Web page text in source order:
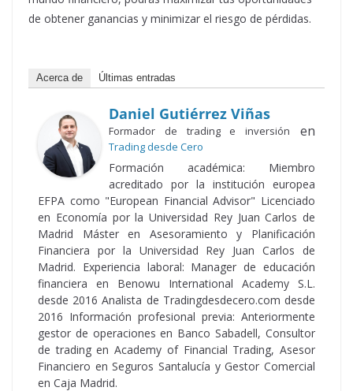
de obtener ganancias y minimizar el riesgo de pérdidas.
Acerca de Últimas entradas
Daniel Gutiérrez Viñas
Formador de trading e inversión en
Trading desde Cero
Formación académica: Miembro
acreditado por la institución europea
EFPA como "European Financial Advisor" Licenciado
en Economía por la Universidad Rey Juan Carlos de
Madrid Máster en Asesoramiento y Planificación
Financiera por la Universidad Rey Juan Carlos de
Madrid. Experiencia laboral: Manager de educación
financiera en Benowu International Academy S.L.
desde 2016 Analista de Tradingdesdecero.com desde
2016 Información profesional previa: Anteriormente
gestor de operaciones en Banco Sabadell, Consultor
de trading en Academy of Financial Trading, Asesor
Financiero en Seguros Santalucía y Gestor Comercial
en Caja Madrid.